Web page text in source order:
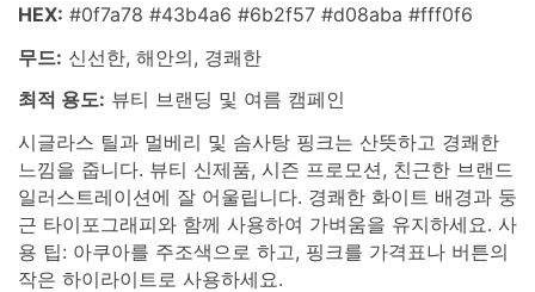
HEX: #0f7a78 #43b4a6 #6b2f57 #d08aba #fff0f6
무드: 신선한, 해안의, 경쾌한
최적 용도: 뷰티 브랜딩 및 여름 캠페인
시글라스 틸과 멀베리 및 솜사탕 핑크는 산뜻하고 경쾌한
느낌을 줍니다. 뷰티 신제품, 시즌 프로모션, 친근한 브랜드
일러스트레이션에 잘 어울립니다. 경쾌한 화이트 배경과 둥
근 타이포그래피와 함께 사용하여 가벼움을 유지하세요. 사
용 팁: 아쿠아를 주조색으로 하고, 핑크를 가격표나 버튼의
작은 하이라이트로 사용하세요.